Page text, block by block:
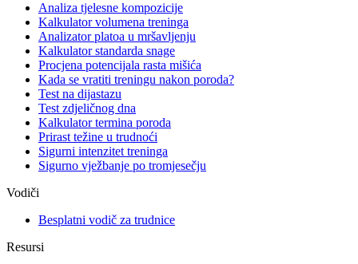
Analiza tjelesne kompozicije
Kalkulator volumena treninga
Analizator platoa u mršavljenju
Kalkulator standarda snage
Procjena potencijala rasta mišića
Kada se vratiti treningu nakon poroda?
Test na dijastazu
Test zdjeličnog dna
Kalkulator termina poroda
Prirast težine u trudnoći
Sigurni intenzitet treninga
Sigurno vježbanje po tromjesečju
Vodiči
Besplatni vodič za trudnice
Resursi